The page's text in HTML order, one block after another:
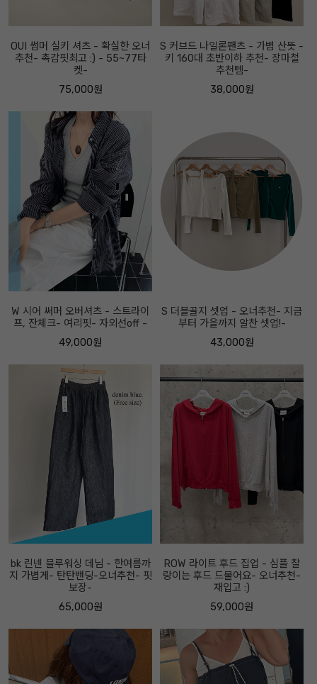
OUI 썸머 실키 셔츠 - 확실한 오너
추천- 촉감핏최고 :) - 55~77타
켓-
75,000원
S 커브드 나일론팬츠 - 가볍 산뜻 -
키 160대 초반이하 추천- 장마철
추천템-
38,000원
W 시어 써머 오버셔츠 - 스트라이
프, 잔체크- 여리핏- 자외선off -
49,000원
S 더블골지 셋업 - 오너추천- 지금
부터 가을까지 알찬 셋업!-
43,000원
bk 린넨 블루워싱 데님 - 한여름까
지 가볍게- 탄탄밴딩-오너추천- 핏
보장-
65,000원
ROW 라이트 후드 집업 - 심플 찰
랑이는 후드 드물어요- 오너추천-
재입고 :)
59,000원